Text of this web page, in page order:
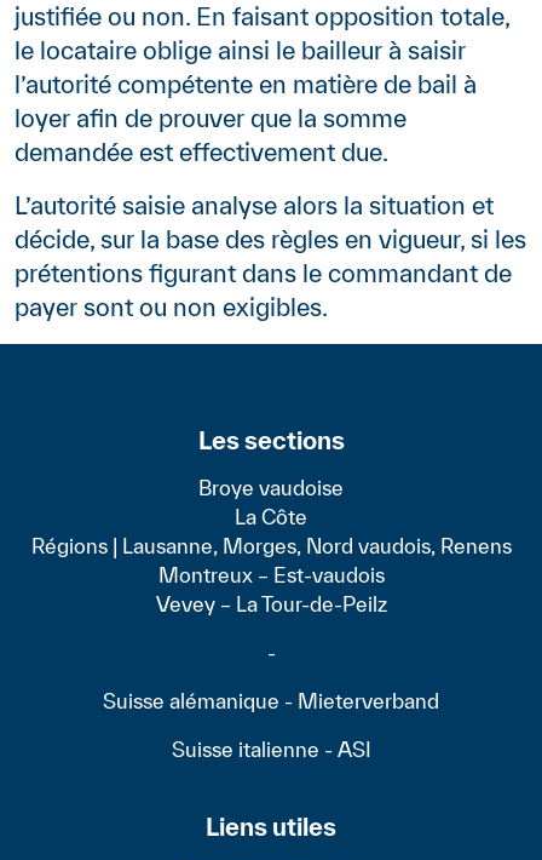
justifiée ou non. En faisant opposition totale,
le locataire oblige ainsi le bailleur à saisir
l’autorité compétente en matière de bail à
loyer afin de prouver que la somme
demandée est effectivement due.
L’autorité saisie analyse alors la situation et
décide, sur la base des règles en vigueur, si les
prétentions figurant dans le commandant de
payer sont ou non exigibles.
Les sections
Broye vaudoise
La Côte
Régions | Lausanne, Morges, Nord vaudois, Renens
Montreux – Est-vaudois
Vevey – La Tour-de-Peilz
-
Suisse alémanique - Mieterverband
Suisse italienne - ASI
Liens utiles